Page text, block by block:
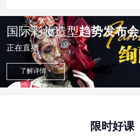
国际彩妆造型趋势发布会
正在直播
了解详情 +
限时好课